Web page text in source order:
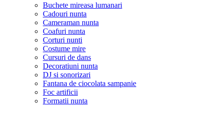
Buchete mireasa lumanari
Cadouri nunta
Cameraman nunta
Coafuri nunta
Corturi nunti
Costume mire
Cursuri de dans
Decoratiuni nunta
DJ si sonorizari
Fantana de ciocolata sampanie
Foc artificii
Formatii nunta